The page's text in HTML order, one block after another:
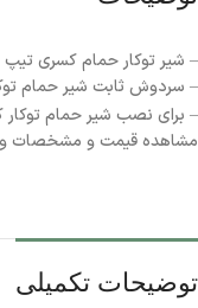
– شیر توکار حمام کسری
– سردوش ثابت شیر حمام توکار کسری مدل فیدل تیپ 3 قابلیت نصب هم به صورت دیواری
– برای نصب شیر حمام توکار کسری مدل فیدل تیپ 3 نیاز به یک مکانیزم داخلی است. مکانیزم شیر حمام توکار
مشاهده قیمت و مشخصات و
توضیحات تکمیلی